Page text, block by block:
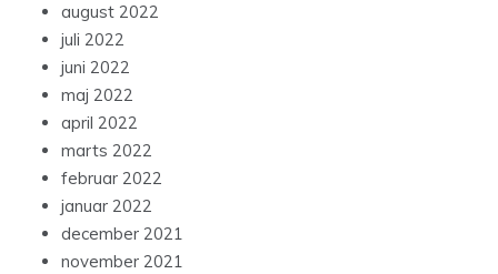
august 2022
juli 2022
juni 2022
maj 2022
april 2022
marts 2022
februar 2022
januar 2022
december 2021
november 2021